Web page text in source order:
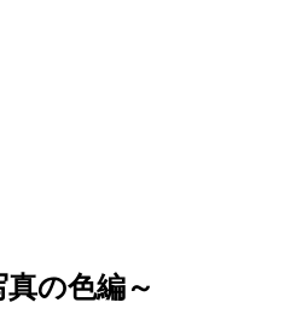
の色編～